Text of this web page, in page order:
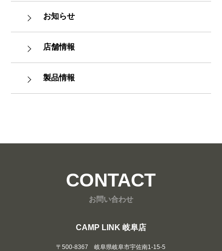
お知らせ
店舗情報
製品情報
CONTACT
お問い合わせ
CAMP LINK 岐阜店
〒500-8367 岐阜県岐阜市宇佐南1-15-5